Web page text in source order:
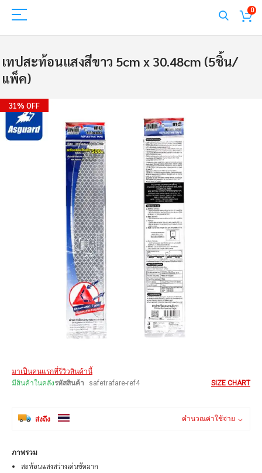
0
เทปสะท้อนแสงสีขาว 5cm x 30.48cm (5ชิ้น/
แพ็ค)
Skip
to
end
of
31% OFF
images
มาเป็นคนแรกที่รีวิวสินค้านี้
มีสินค้าในคลังรหัสสินค้า safetrafare-ref4 SIZE CHART
ส่งถึง คำนวณค่าใช้จ่าย
ภาพรวม
สะท้อนแสงสว่างเด่นชัดมาก